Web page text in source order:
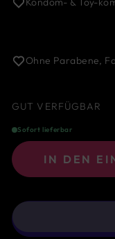
Ohne Parabene,
GUT VERFÜGBAR
Sofort lieferbar
IN DEN